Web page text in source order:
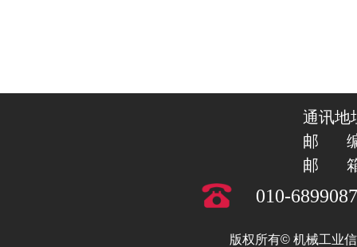
通讯地
邮 编
邮
010-
版权所有© 机械工业